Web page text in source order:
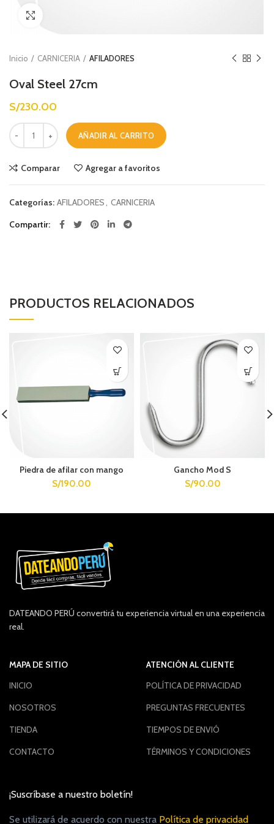
Inicio CARNICERIA AFILADORES
Oval Steel 27cm
S/230.00
Oval Steel 27cm cantidad
AÑADIR AL CARRITO
Comparar Agregar a favoritos
Categorías: AFILADORES, CARNICERIA
Compartir
PRODUCTOS RELACIONADOS
Piedra de afilar con mango
S/190.00
Gancho Mod S
S/90.00
DATEANDO PERÚ convertirá tu experiencia virtual en una experiencia
real.
MAPA DE SITIO
INICIO
NOSOTROS
TIENDA
CONTACTO
ATENCIÓN AL CLIENTE
POLÍTICA DE PRIVACIDAD
PREGUNTAS FRECUENTES
TIEMPOS DE ENVIÓ
TÉRMINOS Y CONDICIONES
¡Suscríbase a nuestro boletín!
Se utilizará de acuerdo con nuestra Política de privacidad